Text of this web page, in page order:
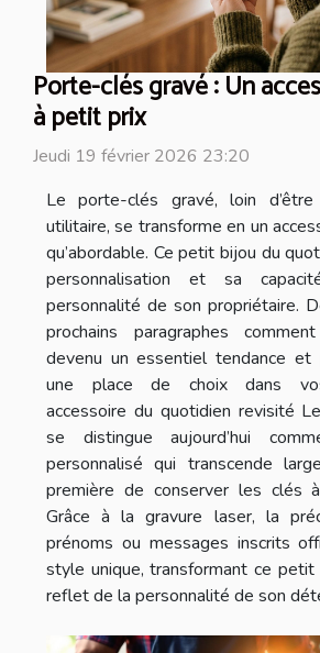
Porte-clés gravé : Un
à petit prix
Jeudi 19 février 2026 23:20
Le porte-clés gravé, loin
utilitaire, se transforme en un
qu’abordable. Ce petit bijou du
personnalisation et sa
personnalité de son propriétaire.
prochains paragraphes
devenu un essentiel tendance et
une place de choix dans vos
accessoire du quotidien revisité
se distingue aujourd’hui
personnalisé qui transcende
première de conserver les clés
Grâce à la gravure laser, la
prénoms ou messages inscrits
style unique, transformant ce
reflet de la personnalité de son